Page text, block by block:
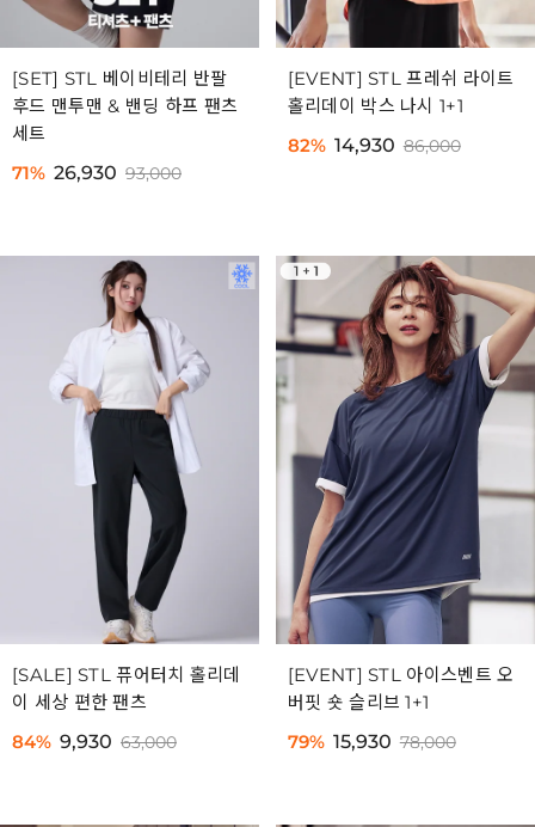
[SET] STL 베이비테리 반팔
후드 맨투맨 & 밴딩 하프 팬츠
세트
71% 26,930 93,000
[EVENT] STL 프레쉬 라이트
홀리데이 박스 나시 1+1
82% 14,930 86,000
[SALE] STL 퓨어터치 홀리데
이 세상 편한 팬츠
84% 9,930 63,000
[EVENT] STL 아이스벤트 오
버핏 숏 슬리브 1+1
79% 15,930 78,000